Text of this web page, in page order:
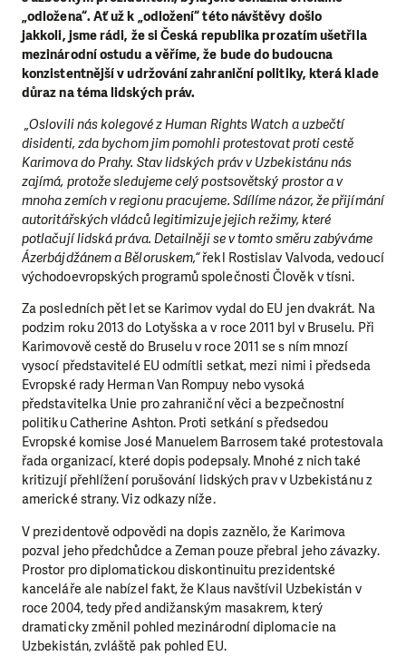
„odložena“. Ať už k „odložení“ této návštěvy došlo
jakkoli, jsme rádi, že si Česká republika prozatím ušetřila
mezinárodní ostudu a věříme, že bude do budoucna
konzistentnější v udržování zahraniční politiky, která klade
důraz na téma lidských práv.
„Oslovili nás kolegové z Human Rights Watch a uzbečtí
disidenti, zda bychom jim pomohli protestovat proti cestě
Karimova do Prahy. Stav lidských práv v Uzbekistánu nás
zajímá, protože sledujeme celý postsovětský prostor a v
mnoha zemích v regionu pracujeme. Sdílíme názor, že přijímání
autoritářských vládců legitimizuje jejich režimy, které
potlačují lidská práva. Detailněji se v tomto směru zabýváme
Ázerbájdžánem a Běloruskem,“řekl Rostislav Valvoda, vedoucí
východoevropských programů společnosti Člověk v tísni.
Za posledních pět let se Karimov vydal do EU jen dvakrát. Na
podzim roku 2013 do Lotyšska a v roce 2011 byl v Bruselu. Při
Karimovově cestě do Bruselu v roce 2011 se s ním mnozí
vysocí představitelé EU odmítli setkat, mezi nimi i předseda
Evropské rady Herman Van Rompuy nebo vysoká
představitelka Unie pro zahraniční věci a bezpečnostní
politiku Catherine Ashton. Proti setkání s předsedou
Evropské komise José Manuelem Barrosem také protestovala
řada organizací, které dopis podepsaly. Mnohé z nich také
kritizují přehlížení porušování lidských prav v Uzbekistánu z
americké strany. Viz odkazy níže.
V prezidentově odpovědi na dopis zaznělo, že Karimova
pozval jeho předchůdce a Zeman pouze přebral jeho závazky.
Prostor pro diplomatickou diskontinuitu prezidentské
kanceláře ale nabízel fakt, že Klaus navštívil Uzbekistán v
roce 2004, tedy před andižanským masakrem, který
dramaticky změnil pohled mezinárodní diplomacie na
Uzbekistán, zvláště pak pohled EU.